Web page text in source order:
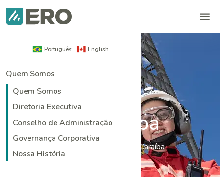
Português English
Quem Somos
Quem Somos
Diretoria Executiva
Conselho de Administração
Governança Corporativa
Nossa História
Unidade Caraíba
Unidade Caraíba